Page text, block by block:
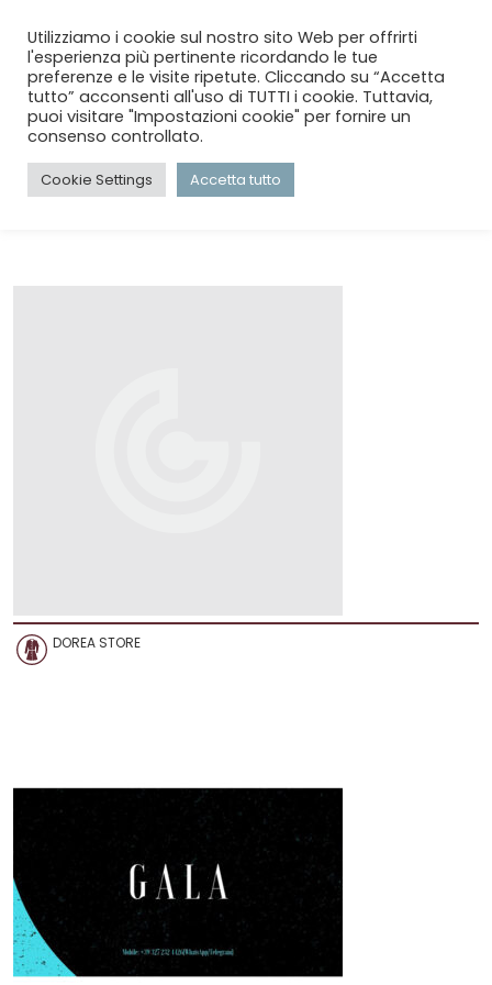
menu
HOME/ABBIGLIAMENTO INTIMO
ABBIGLIAMENTO INTIMO
DOREA STORE
Utilizziamo i cookie sul nostro sito Web per offrirti
l'esperienza più pertinente ricordando le tue
preferenze e le visite ripetute. Cliccando su “Accetta
tutto” acconsenti all'uso di TUTTI i cookie. Tuttavia,
puoi visitare "Impostazioni cookie" per fornire un
consenso controllato.
Cookie Settings Accetta tutto